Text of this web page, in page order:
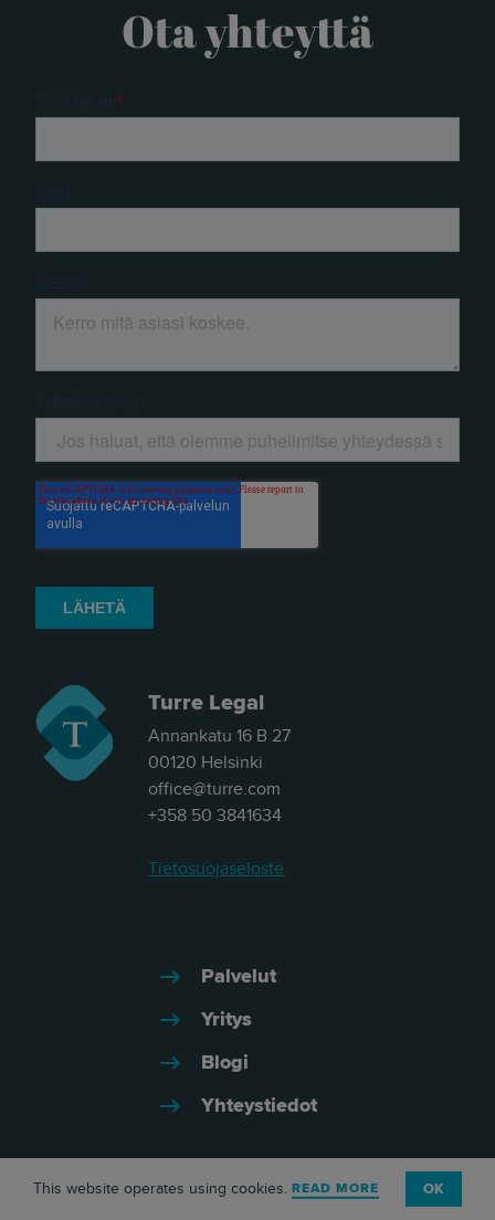
This website operates using cookies. READ MORE OK
Turre Legal
Annankatu 16 B 27
00120 Helsinki
office@turre.com
+358 50 3841634
Tietosuojaseloste
Palvelut
Yritys
Blogi
Yhteystiedot
Facebook Youtube Twitter LinkedIn
Ota yhteyttä